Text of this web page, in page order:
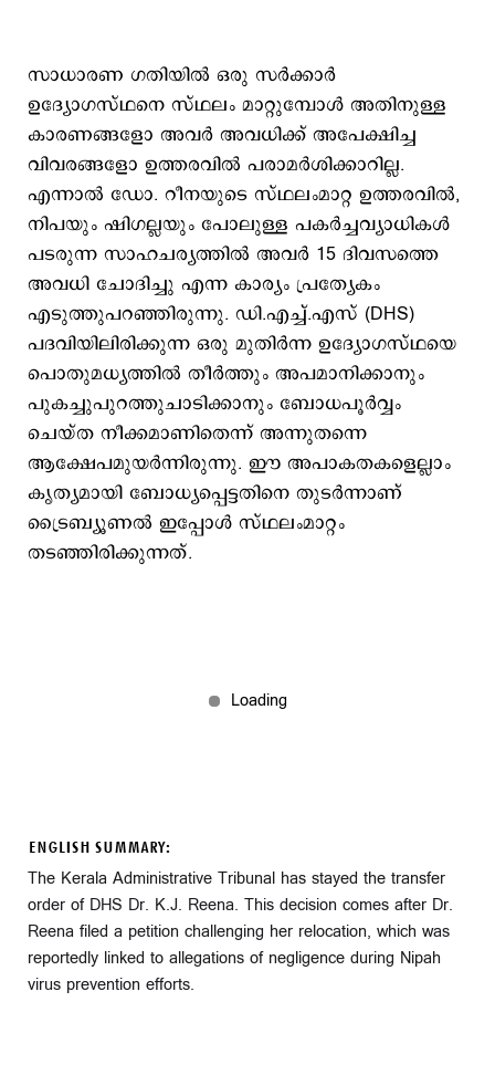
സാധാരണ ഗതിയിൽ ഒരു സർക്കാർ
ഉദ്യോഗസ്ഥനെ സ്ഥലം മാറ്റുമ്പോൾ അതിനുള്ള
കാരണങ്ങളോ അവർ അവധിക്ക് അപേക്ഷിച്ച
വിവരങ്ങളോ ഉത്തരവിൽ പരാമർശിക്കാറില്ല.
എന്നാൽ ഡോ. റീനയുടെ സ്ഥലംമാറ്റ ഉത്തരവിൽ,
നിപയും ഷിഗല്ലയും പോലുള്ള പകർച്ചവ്യാധികൾ
പടരുന്ന സാഹചര്യത്തിൽ അവർ 15 ദിവസത്തെ
അവധി ചോദിച്ചു എന്ന കാര്യം പ്രത്യേകം
എടുത്തുപറഞ്ഞിരുന്നു. ഡി.എച്ച്.എസ് (DHS)
പദവിയിലിരിക്കുന്ന ഒരു മുതിർന്ന ഉദ്യോഗസ്ഥയെ
പൊതുമധ്യത്തിൽ തീർത്തും അപമാനിക്കാനും
പുകച്ചുപുറത്തുചാടിക്കാനും ബോധപൂർവ്വം
ചെയ്ത നീക്കമാണിതെന്ന് അന്നുതന്നെ
ആക്ഷേപമുയർന്നിരുന്നു. ഈ അപാകതകളെല്ലാം
കൃത്യമായി ബോധ്യപ്പെട്ടതിനെ തുടർന്നാണ്
ട്രൈബ്യൂണൽ ഇപ്പോൾ സ്ഥലംമാറ്റം
തടഞ്ഞിരിക്കുന്നത്.
ENGLISH SUMMARY:
The Kerala Administrative Tribunal has stayed the transfer
order of DHS Dr. K.J. Reena. This decision comes after Dr.
Reena filed a petition challenging her relocation, which was
reportedly linked to allegations of negligence during Nipah
virus prevention efforts.